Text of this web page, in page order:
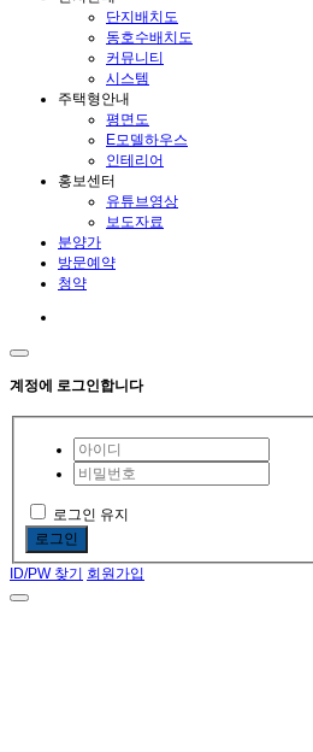
단지배치도
동호수배치도
커뮤니티
시스템
주택형안내
평면도
E모델하우스
인테리어
홍보센터
유튜브영상
보도자료
분양가
방문예약
청약
계정에 로그인합니다
로그인 유지
로그인
ID/PW 찾기 회원가입